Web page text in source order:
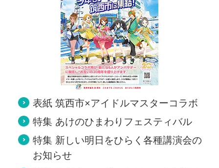
表紙 筑西市×アイドルマスターコラボ
特集 あけのひまわりフェスティバル
特集 新しい明日をひらく各種講演会の
お知らせ